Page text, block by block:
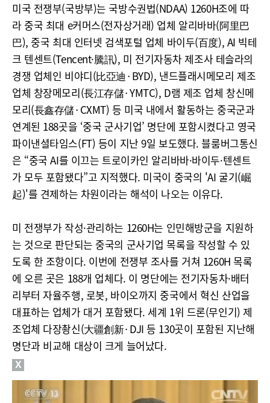
미국 전쟁부(국방부)는 국방수권법(NDAA) 1260H조에 따
라 중국 최대 e커머스(전자상거래) 업체 알리바바(阿里巴
巴), 중국 최대 인터넷 검색포털 업체 바이두(百度), AI 빅테
크 텐센트(Tencent·騰訊), 미 전기자동차 제조사 테슬라의
경쟁 업체인 비야디(比亞迪·BYD), 낸드플래시메모리 제조
업체 창장메모리(長江存儲·YMTC), D램 제조 업체 창신메
모리(長鑫存儲·CXMT) 등 미국 내에서 활동하는 중국군과
연계된 188곳을 ‘중국 군사기업’ 명단에 포함시켰다고 영국
파이낸셜타임스(FT) 등이 지난 9일 보도했다. 블룸버그통신
은 “중국 AI를 이끄는 트로이카인 알리바바·바이두·텐센트
가 모두 포함됐다”고 지적했다. 미국이 중국의 'AI 굴기(崛
起)'를 견제하는 차원이라는 해석이 나오는 이유다.
미 전쟁부가 작성·관리하는 1260H는 인민해방군을 지원하
는 것으로 판단되는 중국의 군사기업 목록을 작성할 수 있
도록 한 조항이다. 이번에 전쟁부 조사를 거쳐 1260H 목록
에 오른 곳은 188개 업체다. 이 명단에는 전기자동차·배터
리부터 자율주행, 로봇, 바이오까지 중국에서 혁신 산업을
대표하는 업체가 대거 포함됐다. 세계 1위 드론(무인기) 제
조업체 다장촹신(大疆創新·DJI 등 130곳이 포함된 지난해
명단과 비교해 대상이 크게 늘어났다.
X